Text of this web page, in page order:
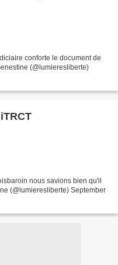
conforte le document de
(@lumieresliberte)
nous savions bien qu'il
(@lumieresliberte) September